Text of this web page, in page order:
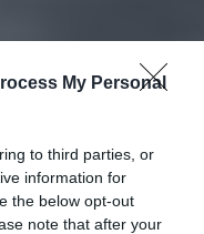
My Personal
to third parties, or
information for
the below opt-out
note that after your